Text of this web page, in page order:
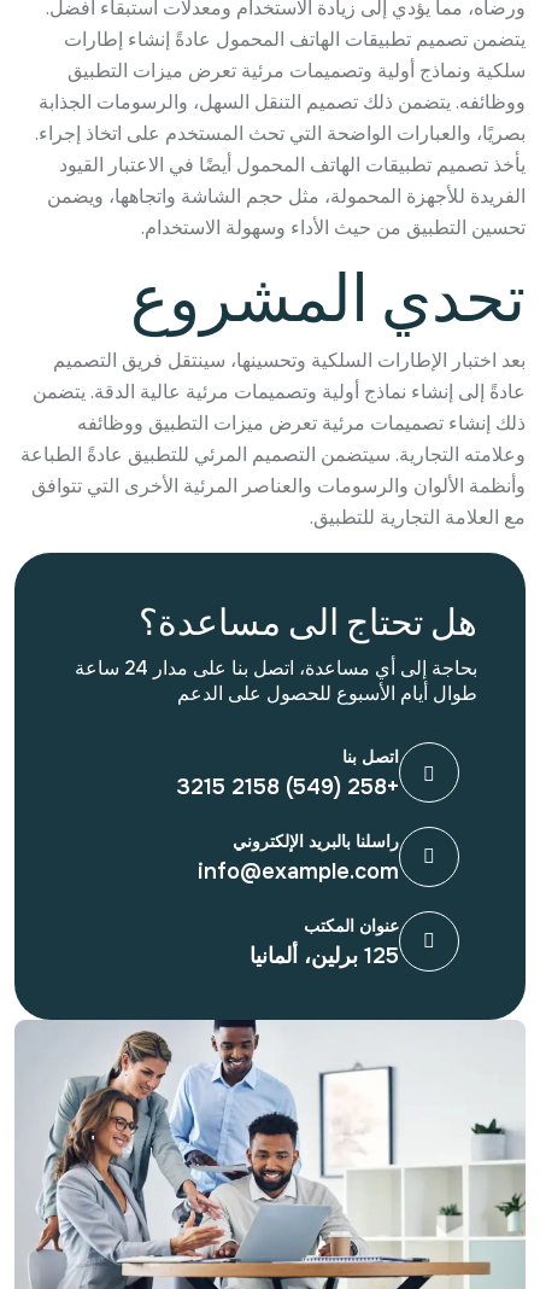
ورضاه، مما يؤدي إلى زيادة الاستخدام ومعدلات استبقاء أفضل.
يتضمن تصميم تطبيقات الهاتف المحمول عادةً إنشاء إطارات
سلكية ونماذج أولية وتصميمات مرئية تعرض ميزات التطبيق
ووظائفه. يتضمن ذلك تصميم التنقل السهل، والرسومات الجذابة
بصريًا، والعبارات الواضحة التي تحث المستخدم على اتخاذ إجراء.
يأخذ تصميم تطبيقات الهاتف المحمول أيضًا في الاعتبار القيود
الفريدة للأجهزة المحمولة، مثل حجم الشاشة واتجاهها، ويضمن
تحسين التطبيق من حيث الأداء وسهولة الاستخدام.
تحدي المشروع
بعد اختبار الإطارات السلكية وتحسينها، سينتقل فريق التصميم
عادةً إلى إنشاء نماذج أولية وتصميمات مرئية عالية الدقة. يتضمن
ذلك إنشاء تصميمات مرئية تعرض ميزات التطبيق ووظائفه
وعلامته التجارية. سيتضمن التصميم المرئي للتطبيق عادةً الطباعة
وأنظمة الألوان والرسومات والعناصر المرئية الأخرى التي تتوافق
مع العلامة التجارية للتطبيق.
هل تحتاج الى مساعدة؟
بحاجة إلى أي مساعدة، اتصل بنا على مدار 24 ساعة
طوال أيام الأسبوع للحصول على الدعم
اتصل بنا
+258 (549) 2158 3215
راسلنا بالبريد الإلكتروني
info@example.com
عنوان المكتب
125 برلين، ألمانيا